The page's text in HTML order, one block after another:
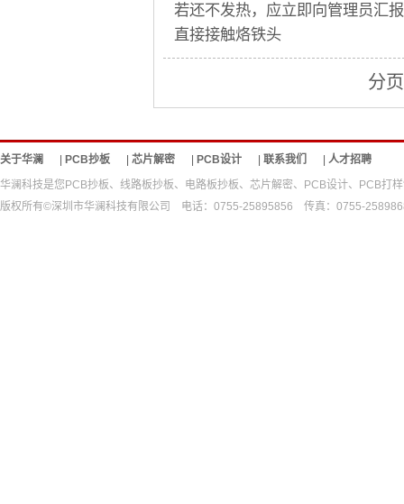
若还不发热，应立即向管理员汇
直接接触烙铁头
分
关于华澜 PCB抄板 芯片解密 PCB设计 联系我们
人才招聘
华澜科技是您PCB抄板、线路板抄板、电路板抄板、芯片解密、PCB设计、PCB
版权所有©深圳市华澜科技有限公司 电话：0755-25895856 传真：0755-